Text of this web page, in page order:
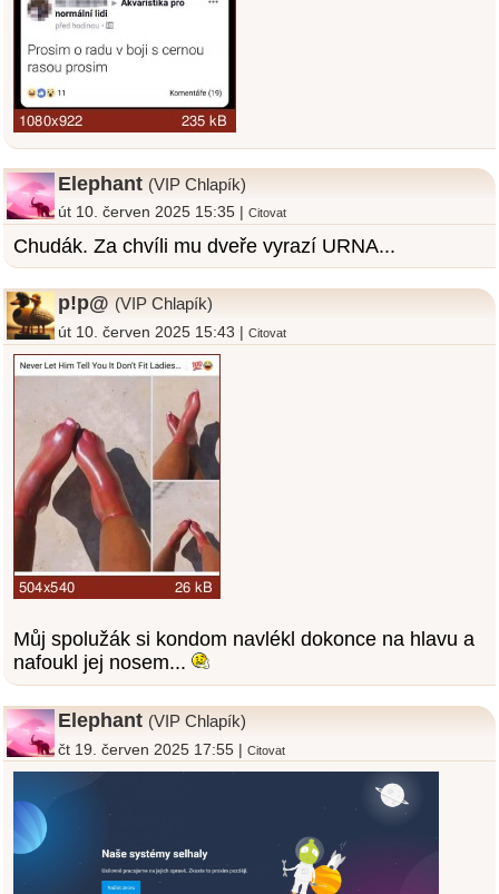
Elephant (VIP Chlapík)
út 10. červen 2025 15:35 |Citovat
Chudák. Za chvíli mu dveře vyrazí URNA...
p!p@ (VIP Chlapík)
út 10. červen 2025 15:43 |Citovat
Můj spolužák si kondom navlékl dokonce na hlavu a
nafoukl jej nosem...
Elephant (VIP Chlapík)
čt 19. červen 2025 17:55 |Citovat